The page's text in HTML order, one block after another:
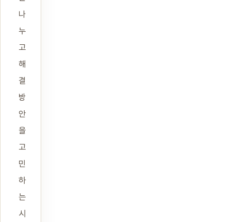
나
누
고
해
결
방
안
을
고
민
하
는
시